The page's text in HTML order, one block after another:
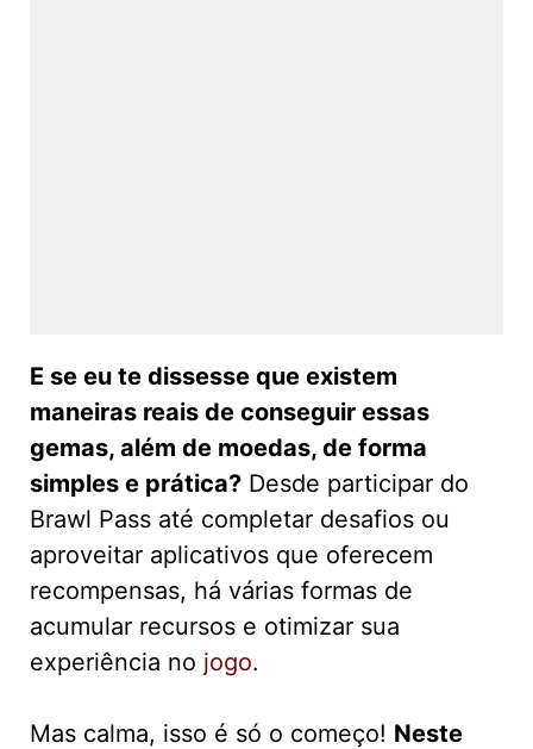
E se eu te dissesse que existem
maneiras reais de conseguir essas
gemas, além de moedas, de forma
simples e prática? Desde participar do
Brawl Pass até completar desafios ou
aproveitar aplicativos que oferecem
recompensas, há várias formas de
acumular recursos e otimizar sua
experiência no jogo.
Mas calma, isso é só o começo! Neste